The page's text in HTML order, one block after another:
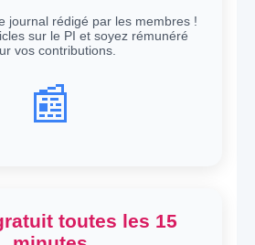
journal rédigé par les membres !
sur le PI et soyez rémunéré
vos contributions.
📰
toutes les 15